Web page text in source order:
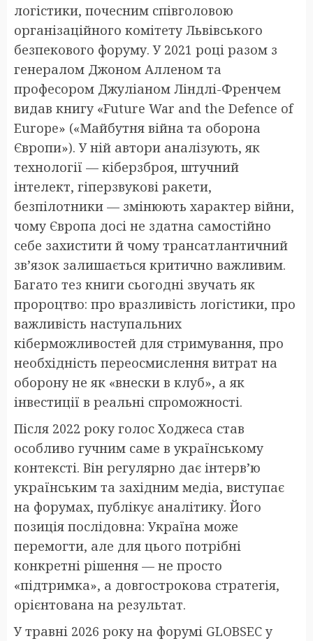
логістики, почесним співголовою
організаційного комітету Львівського
безпекового форуму. У 2021 році разом з
генералом Джоном Алленом та
професором Джуліаном Ліндлі-Френчем
видав книгу «Future War and the Defence of
Europe» («Майбутня війна та оборона
Європи»). У ній автори аналізують, як
технології — кіберзброя, штучний
інтелект, гіперзвукові ракети,
безпілотники — змінюють характер війни,
чому Європа досі не здатна самостійно
себе захистити й чому трансатлантичний
зв’язок залишається критично важливим.
Багато тез книги сьогодні звучать як
пророцтво: про вразливість логістики, про
важливість наступальних
кіберможливостей для стримування, про
необхідність переосмислення витрат на
оборону не як «внески в клуб», а як
інвестиції в реальні спроможності.
Після 2022 року голос Ходжеса став
особливо гучним саме в українському
контексті. Він регулярно дає інтерв’ю
українським та західним медіа, виступає
на форумах, публікує аналітику. Його
позиція послідовна: Україна може
перемогти, але для цього потрібні
конкретні рішення — не просто
«підтримка», а довгострокова стратегія,
орієнтована на результат.
У травні 2026 року на форумі GLOBSEC у